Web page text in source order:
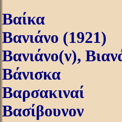
Βαίκα
Βανιάνο (1921)
Βανιάνο(ν),
Βάνισκα
Βαρσακιναί
Βασίβουνον